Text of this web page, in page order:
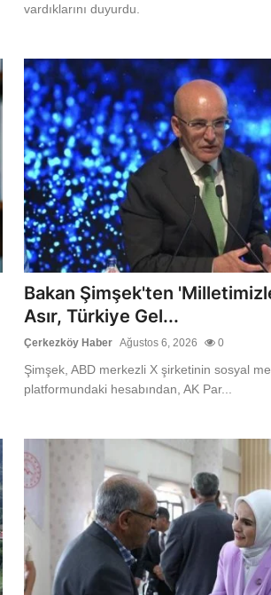
vardıklarını duyurdu.
Bakan Şimşek'ten
Asır, Türkiye Gel...
Çerkezköy Haber Ağustos 6, 2026 0
Şimşek, ABD merkezli X şirketinin sosyal
platformundaki hesabından, AK Par...